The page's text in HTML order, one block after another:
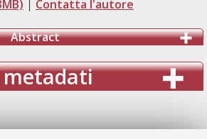
| Contatta l'autore
Abstract